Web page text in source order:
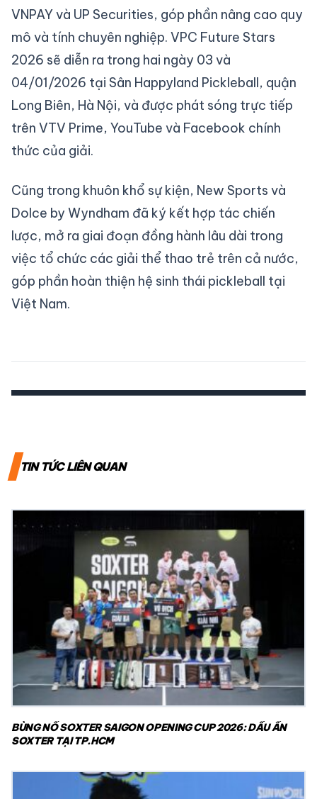
VNPAY và UP Securities, góp phần nâng cao quy
mô và tính chuyên nghiệp. VPC Future Stars
2026 sẽ diễn ra trong hai ngày 03 và
04/01/2026 tại Sân Happyland Pickleball, quận
Long Biên, Hà Nội, và được phát sóng trực tiếp
trên VTV Prime, YouTube và Facebook chính
thức của giải.
Cũng trong khuôn khổ sự kiện, New Sports và
Dolce by Wyndham đã ký kết hợp tác chiến
lược, mở ra giai đoạn đồng hành lâu dài trong
việc tổ chức các giải thể thao trẻ trên cả nước,
góp phần hoàn thiện hệ sinh thái pickleball tại
Việt Nam.
TIN TỨC LIÊN QUAN
BÙNG NỔ SOXTER SAIGON OPENING CUP 2026: DẤU ẤN
SOXTER TẠI TP.HCM